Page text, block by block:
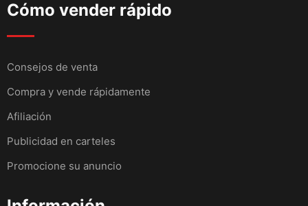
Cómo vender rápido
Consejos de venta
Compra y vende rápidamente
Afiliación
Publicidad en carteles
Promocione su anuncio